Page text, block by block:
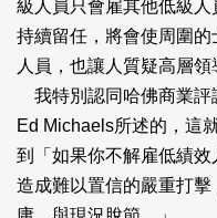
級人員只會雇其他低級
持續留任，將會使周圍
人員，也讓人質疑高層領
我特別認同哈佛商業
Ed Michaels所述的，這
到「如果你不解雇低績
造成難以置信的嚴重打